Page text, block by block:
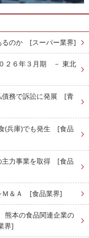
るのか [スーパー業界]
２６年３月期 － 東北
債務で訴訟に発展 [青
(兵庫)でも発生 [食品
主力事業を取得 [食品
Ｍ＆Ａ [食品業界]
熊本の食品関連企業の
界]